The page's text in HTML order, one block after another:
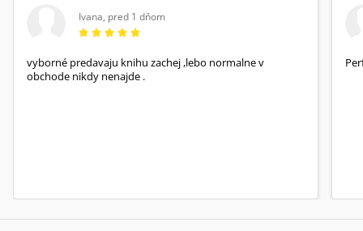
Ivana, pred 1 dňom
vyborné predavaju knihu zachej ,lebo normalne v
obchode nikdy nenajde .